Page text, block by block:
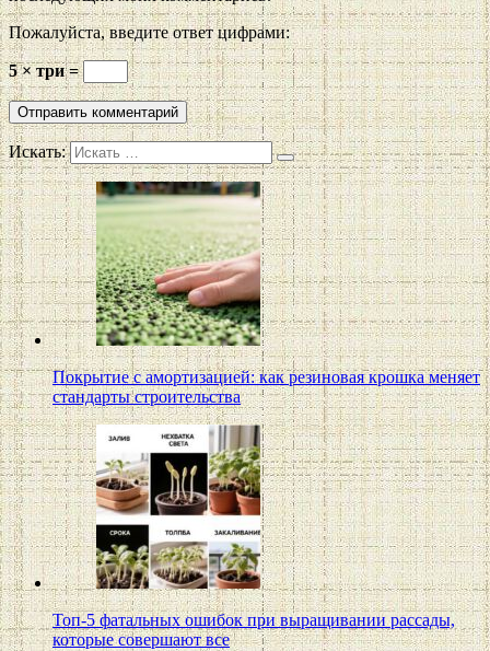
Пожалуйста, введите ответ цифрами:
5 × три =
Искать:
Покрытие с амортизацией: как резиновая крошка меняет
стандарты строительства
Топ-5 фатальных ошибок при выращивании рассады,
которые совершают все